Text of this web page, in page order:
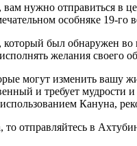
нужно отправиться в
особняке 19-го
был обнаружен
желания своего
могут изменить вашу
и требует
Кануна,
отправляйтесь в